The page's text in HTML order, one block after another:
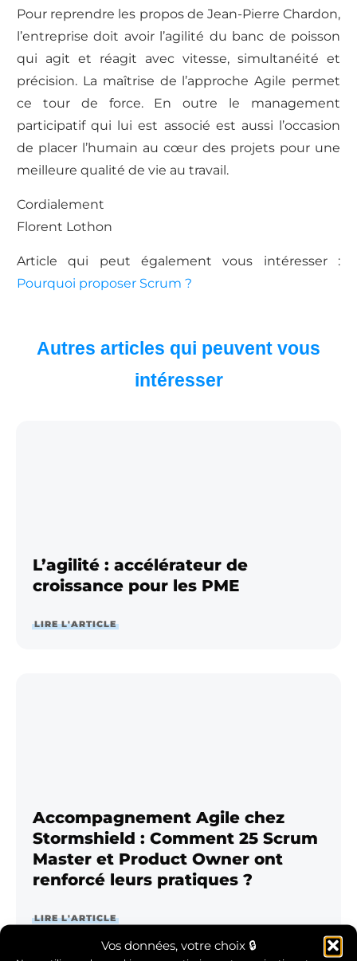
Vos données, votre choix 🔒
Pour reprendre les propos de Jean-Pierre Chardon,
l’entreprise doit avoir l’agilité du banc de poisson
qui agit et réagit avec vitesse, simultanéité et
précision. La maîtrise de l’approche Agile permet
ce tour de force. En outre le management
participatif qui lui est associé est aussi l’occasion
de placer l’humain au cœur des projets pour une
meilleure qualité de vie au travail.
Cordialement
Florent Lothon
Article qui peut également vous intéresser :
Pourquoi proposer Scrum ?
Autres articles qui peuvent vous
intéresser
L’agilité : accélérateur de
croissance pour les PME
LIRE L'ARTICLE
Accompagnement Agile chez
Stormshield : Comment 25 Scrum
Master et Product Owner ont
renforcé leurs pratiques ?
LIRE L'ARTICLE